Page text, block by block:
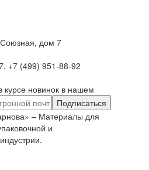
дом 7
+7 (499) 951-88-92
курсе новинок в нашем
Подписаться
– Материалы для
и